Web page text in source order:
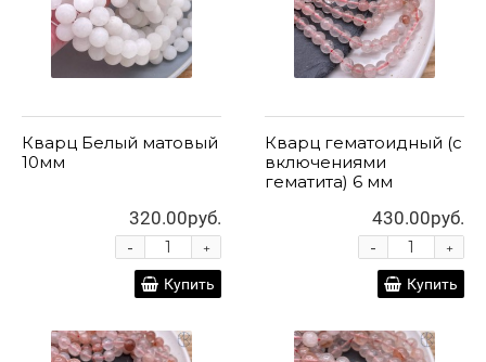
Кварц Белый матовый
10мм
320.00руб.
+
-
Купить
Кварц гематоидный (с
включениями
гематита) 6 мм
430.00руб.
+
-
Купить